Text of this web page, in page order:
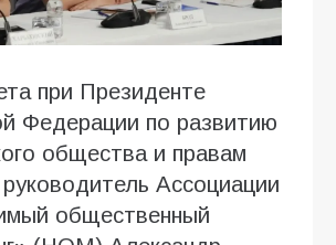
при Президенте
Федерации по развитию
общества и правам
Ассоциации
общественный